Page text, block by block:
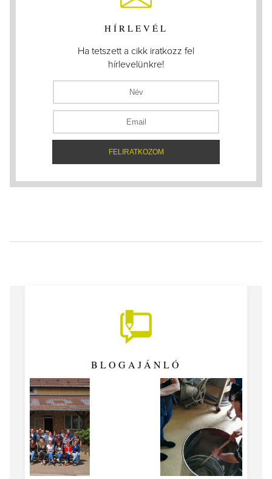
HÍRLEVÉL
Ha tetszett a cikk iratkozz fel
hírlevelünkre!
BLOGAJÁNLÓ